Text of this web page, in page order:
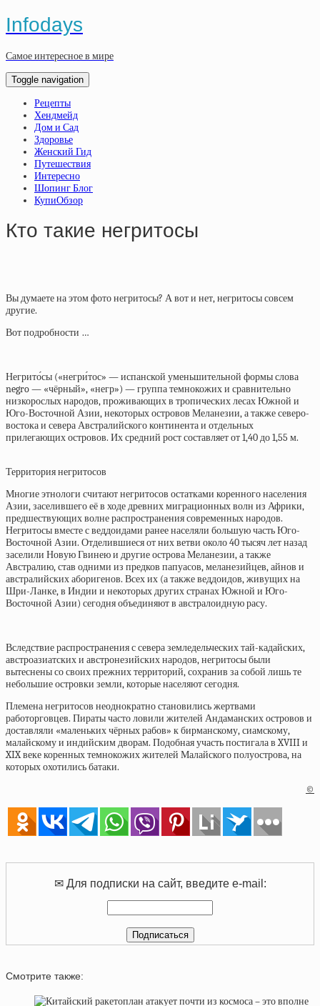
Infodays
Самое интересное в мире
Toggle navigation
Рецепты
Хендмейд
Дом и Сад
Здоровье
Женский Гид
Путешествия
Интересно
Шопинг Блог
КупиОбзор
Кто такие негритосы
Вы думаете на этом фото негритосы? А вот и нет, негритосы совсем
другие.
Вот подробности …
Негрито́сы («негри́тос» — испанской уменьшительной формы слова
negro — «чёрный», «негр») — группа темнокожих и сравнительно
низкорослых народов, проживающих в тропических лесах Южной и
Юго-Восточной Азии, некоторых островов Меланезии, а также северо-
востока и севера Австралийского континента и отдельных
прилегающих островов. Их средний рост составляет от 1,40 до 1,55 м.
Территория негритосов
Многие этнологи считают негритосов остатками коренного населения
Азии, заселившего её в ходе древних миграционных волн из Африки,
предшествующих волне распространения современных народов.
Негритосы вместе с веддоидами ранее населяли большую часть Юго-
Восточной Азии. Отделившиеся от них ветви около 40 тысяч лет назад
заселили Новую Гвинею и другие острова Меланезии, а также
Австралию, став одними из предков папуасов, меланезийцев, айнов и
австралийских аборигенов. Всех их (а также веддоидов, живущих на
Шри-Ланке, в Индии и некоторых других странах Южной и Юго-
Восточной Азии) сегодня объединяют в австралоидную расу.
Вследствие распространения с севера земледельческих тай-кадайских,
австроазиатских и австронезийских народов, негритосы были
вытеснены со своих прежних территорий, сохранив за собой лишь те
небольшие островки земли, которые населяют сегодня.
Племена негритосов неоднократно становились жертвами
работорговцев. Пираты часто ловили жителей Андаманских островов и
доставляли «маленьких чёрных рабов» к бирманскому, сиамскому,
малайскому и индийским дворам. Подобная участь постигала в XVIII и
XIX веке коренных темнокожих жителей Малайского полуострова, на
которых охотились батаки.
©
✉ Для подписки на сайт, введите e-mail:
Смотрите также: